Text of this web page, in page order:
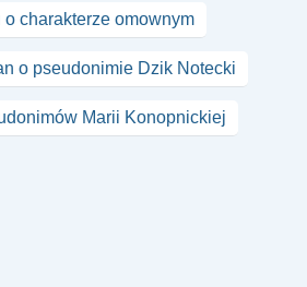
charakterze omownym
o pseudonimie Dzik Notecki
Marii Konopnickiej